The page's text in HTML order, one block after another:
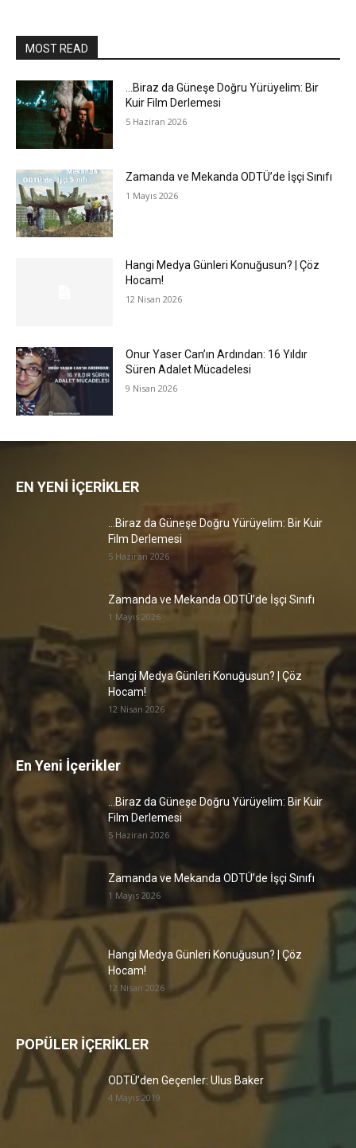
MOST READ
…Biraz da Güneşe Doğru Yürüyelim: Bir
Kuir Film Derlemesi
5 Haziran 2026
Zamanda ve Mekanda ODTÜ’de İşçi Sınıfı
1 Mayıs 2026
Hangi Medya Günleri Konuğusun? | Çöz
Hocam!
12 Nisan 2026
Onur Yaser Can’ın Ardından: 16 Yıldır
Süren Adalet Mücadelesi
9 Nisan 2026
EN YENİ İÇERİKLER
…Biraz da Güneşe Doğru Yürüyelim: Bir Kuir
Film Derlemesi
5 Haziran 2026
Zamanda ve Mekanda ODTÜ’de İşçi Sınıfı
1 Mayıs 2026
Hangi Medya Günleri Konuğusun? | Çöz
Hocam!
12 Nisan 2026
En Yeni İçerikler
…Biraz da Güneşe Doğru Yürüyelim: Bir Kuir
Film Derlemesi
5 Haziran 2026
Zamanda ve Mekanda ODTÜ’de İşçi Sınıfı
1 Mayıs 2026
Hangi Medya Günleri Konuğusun? | Çöz
Hocam!
12 Nisan 2026
POPÜLER İÇERİKLER
ODTÜ’den Geçenler: Ulus Baker
4 Mayıs 2019